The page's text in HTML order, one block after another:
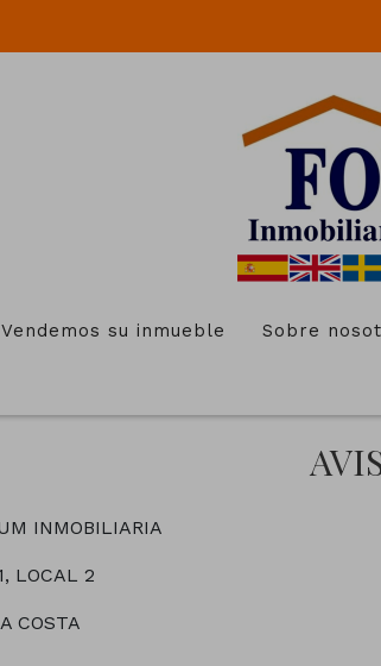
Vendemos su inmueble Sobre
INMOBILIARIA
LOCAL 2
COSTA